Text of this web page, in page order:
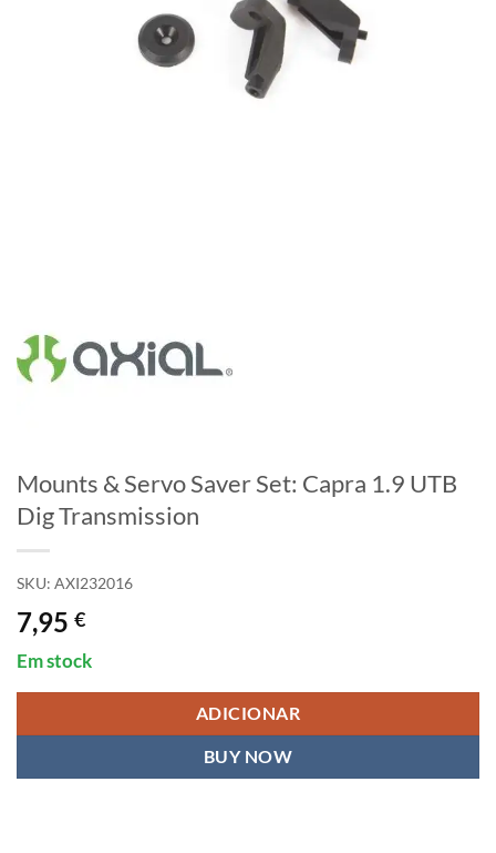
Mounts & Servo Saver Set: Capra 1.9 UTB
Dig Transmission
SKU: AXI232016
7,95 €
Em stock
ADICIONAR
BUY NOW